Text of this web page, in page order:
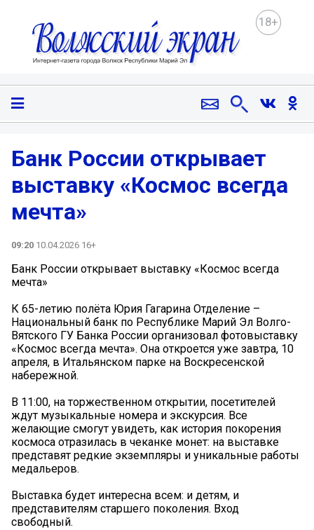
18+
Банк России открывает
выставку «Космос всегда
мечта»
09:20 10.04.2026 16+
Банк России открывает выставку «Космос всегда
мечта»
К 65-летию полёта Юрия Гагарина Отделение –
Национальный банк по Республике Марий Эл Волго-
Вятского ГУ Банка России организовал фотовыставку
«Космос всегда мечта». Она откроется уже завтра, 10
апреля, в Итальянском парке на Воскресенской
набережной.
В 11:00, на торжественном открытии, посетителей
ждут музыкальные номера и экскурсия. Все
желающие смогут увидеть, как история покорения
космоса отразилась в чеканке монет: на выставке
представят редкие экземпляры и уникальные работы
медальеров.
Выставка будет интересна всем: и детям, и
представителям старшего поколения. Вход
свободный.